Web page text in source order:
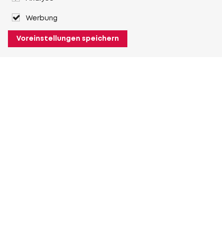
Werbung
Voreinstellungen speichern